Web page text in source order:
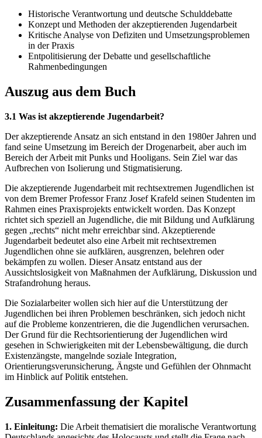
Historische Verantwortung und deutsche Schulddebatte
Konzept und Methoden der akzeptierenden Jugendarbeit
Kritische Analyse von Defiziten und Umsetzungsproblemen
in der Praxis
Entpolitisierung der Debatte und gesellschaftliche
Rahmenbedingungen
Auszug aus dem Buch
3.1 Was ist akzeptierende Jugendarbeit?
Der akzeptierende Ansatz an sich entstand in den 1980er Jahren und
fand seine Umsetzung im Bereich der Drogenarbeit, aber auch im
Bereich der Arbeit mit Punks und Hooligans. Sein Ziel war das
Aufbrechen von Isolierung und Stigmatisierung.
Die akzeptierende Jugendarbeit mit rechtsextremen Jugendlichen ist
von dem Bremer Professor Franz Josef Krafeld seinen Studenten im
Rahmen eines Praxisprojekts entwickelt worden. Das Konzept
richtet sich speziell an Jugendliche, die mit Bildung und Aufklärung
gegen „rechts“ nicht mehr erreichbar sind. Akzeptierende
Jugendarbeit bedeutet also eine Arbeit mit rechtsextremen
Jugendlichen ohne sie aufklären, ausgrenzen, belehren oder
bekämpfen zu wollen. Dieser Ansatz entstand aus der
Aussichtslosigkeit von Maßnahmen der Aufklärung, Diskussion und
Strafandrohung heraus.
Die Sozialarbeiter wollen sich hier auf die Unterstützung der
Jugendlichen bei ihren Problemen beschränken, sich jedoch nicht
auf die Probleme konzentrieren, die die Jugendlichen verursachen.
Der Grund für die Rechtsorientierung der Jugendlichen wird
gesehen in Schwierigkeiten mit der Lebensbewältigung, die durch
Existenzängste, mangelnde soziale Integration,
Orientierungsverunsicherung, Ängste und Gefühlen der Ohnmacht
im Hinblick auf Politik entstehen.
Zusammenfassung der Kapitel
1. Einleitung: Die Arbeit thematisiert die moralische Verantwortung